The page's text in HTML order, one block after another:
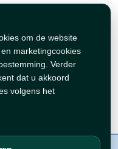
om de website
marketingcookies
Verder
dat u akkoord
volgens het
WhatsAppen